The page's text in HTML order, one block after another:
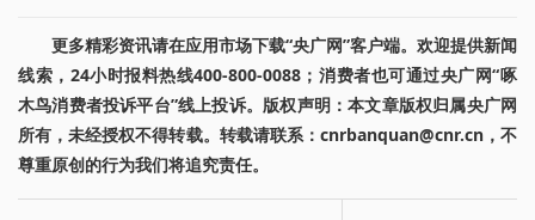
更多精彩资讯请在应用市场下载“央广网”客户端。欢迎提供新闻
线索，24小时报料热线400-800-0088；消费者也可通过央广网“啄
木鸟消费者投诉平台”线上投诉。版权声明：本文章版权归属央广网
所有，未经授权不得转载。转载请联系：cnrbanquan@cnr.cn，不
尊重原创的行为我们将追究责任。